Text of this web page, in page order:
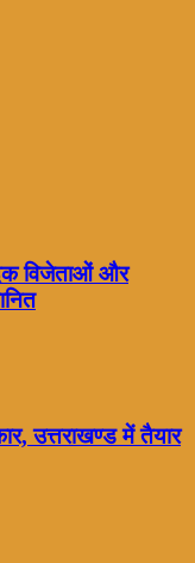
विजेताओं और
उत्तराखण्ड में तैयार